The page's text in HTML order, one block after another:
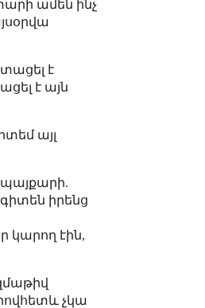
ամեն ինչ
է
է այն
այլ
իրենց
կարող էին,
չկա